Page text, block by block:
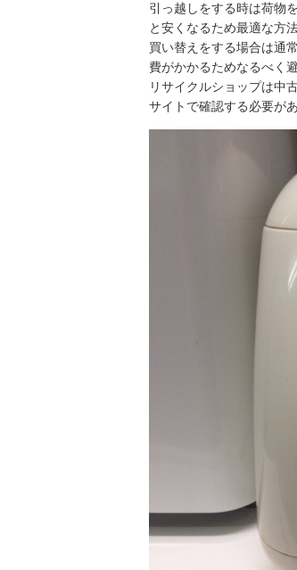
引っ越しをする時は荷物
と安くなるため最適な方
買い替えをする場合は通
費がかかるためなるべく
リサイクルショップは中
サイトで確認する必要があ